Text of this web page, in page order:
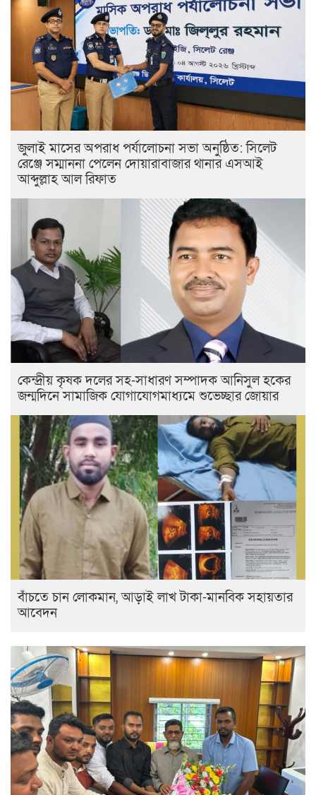
জুলাই মাসের অপরাধ পর্যালোচনা সভা অনুষ্ঠিত: সিলেট
রেঞ্জে সম্মাননা পেলেন দোয়ারাবাজার থানার এসআই
আব্দুল্লাহ আল রিফাত
কেন্দ্রীয় কৃষক দলের সহ-সাধারণ সম্পাদক আনিসুল হকের
জন্মদিনে সামাজিক যোগাযোগমাধ্যমে শুভেচ্ছার জোয়ার
বাঁচতে চান লোকমান, আড়াই লাখ টাকা-মানবিক সহায়তার
আবেদন